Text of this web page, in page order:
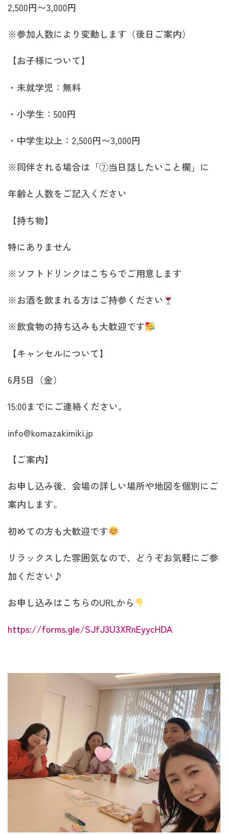
2,500円〜3,000円
※参加人数により変動します（後日ご案内）
【お子様について】
・未就学児：無料
・小学生：500円
・中学生以上：2,500円〜3,000円
※同伴される場合は「⑦当日話したいこと欄」に
年齢と人数をご記入ください
【持ち物】
特にありません
※ソフトドリンクはこちらでご用意します
※お酒を飲まれる方はご持参ください
※飲食物の持ち込みも大歓迎です
【キャンセルについて】
6月5日（金）
15:00までにご連絡ください。
info@komazakimiki.jp
【ご案内】
お申し込み後、会場の詳しい場所や地図を個別にご
案内します。
初めての方も大歓迎です
リラックスした雰囲気なので、どうぞお気軽にご参
加ください♪
お申し込みはこちらのURLから
https://forms.gle/SJfJ3U3XRnEyycHDA